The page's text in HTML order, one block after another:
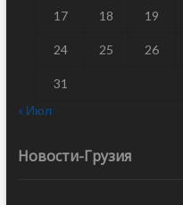
17 18 19
24 25 26
31
« Июл
Новости-Грузия